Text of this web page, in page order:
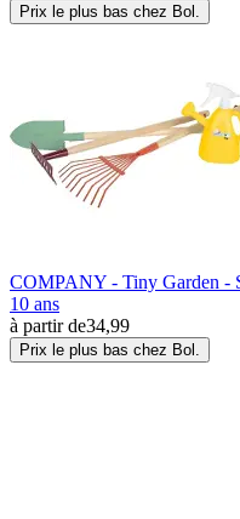
Prix le plus bas chez Bol.
COMPANY - Tiny Garden -
10 ans
à partir de34,99
Prix le plus bas chez Bol.